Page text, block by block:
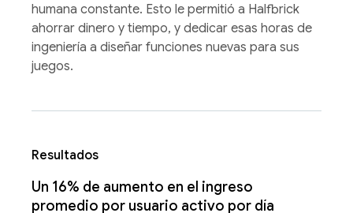
humana constante. Esto le permitió a Halfbrick
ahorrar dinero y tiempo, y dedicar esas horas de
ingeniería a diseñar funciones nuevas para sus
juegos.
Resultados
Un 16% de aumento en el ingreso
promedio por usuario activo por día